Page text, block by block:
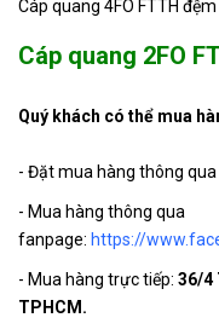
S005079
S005078
S005041
Cáp quang 4FO FTTH
Cáp quang 2FO
Quý khách có thể mua
- Đặt mua hàng thông qua
- Mua hàng thông qua
fanpage: https://
- Mua hàng trực tiếp: 36/4
TPHCM.